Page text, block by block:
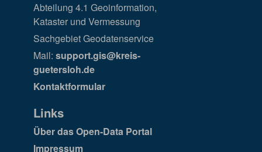
Abteilung 4.1 Geoinformation,
Kataster und Vermessung
Sachgebiet Geodatenservice
Mail: support.gis@kreis-
guetersloh.de
Kontaktformular
Links
Über das Open-Data Portal
Impressum